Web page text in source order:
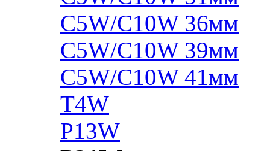
C5W/C10W 36мм
C5W/C10W 39мм
C5W/C10W 41мм
T4W
P13W